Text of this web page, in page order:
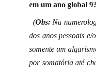
em um ano global 9?
(Obs: Na
dos anos pessoais
somente um
por somatória até